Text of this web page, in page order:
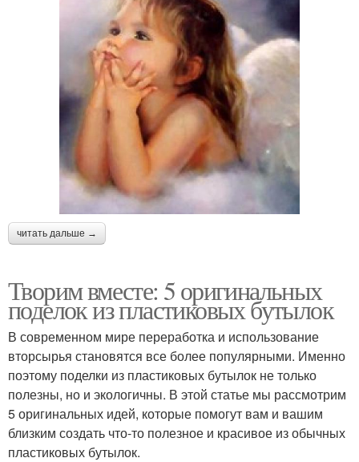
читать дальше →
Творим вместе: 5 оригинальных
поделок из пластиковых бутылок
В современном мире переработка и использование
вторсырья становятся все более популярными. Именно
поэтому поделки из пластиковых бутылок не только
полезны, но и экологичны. В этой статье мы рассмотрим
5 оригинальных идей, которые помогут вам и вашим
близким создать что-то полезное и красивое из обычных
пластиковых бутылок.